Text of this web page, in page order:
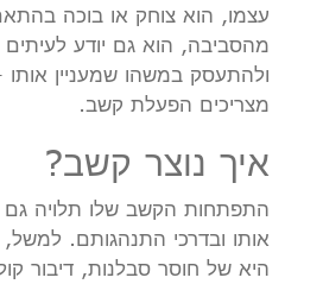
עצמו, הוא צוחק או בוכה
מהסביבה, הוא גם יודע
ולהתעסק במשהו שמעניין
מצריכים הפעלת קשב.
איך נוצר קשב?
התפתחות הקשב שלו תלויה גם
אותו ובדרכי התנהגותם.
היא של חוסר סבלנות, דיבור